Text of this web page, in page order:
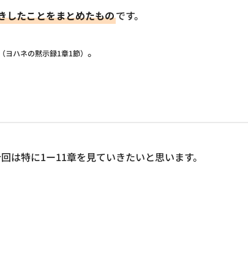
したことをまとめたものです。
（ヨハネの黙示録1章1節） 。
は特に1ー11章を見ていきたいと思います。